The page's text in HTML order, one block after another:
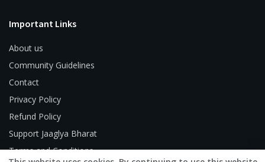
Important Links
About us
Community Guidelines
Contact
Privacy Policy
Refund Policy
Support Jaaglya Bharat
Terms and Conditions